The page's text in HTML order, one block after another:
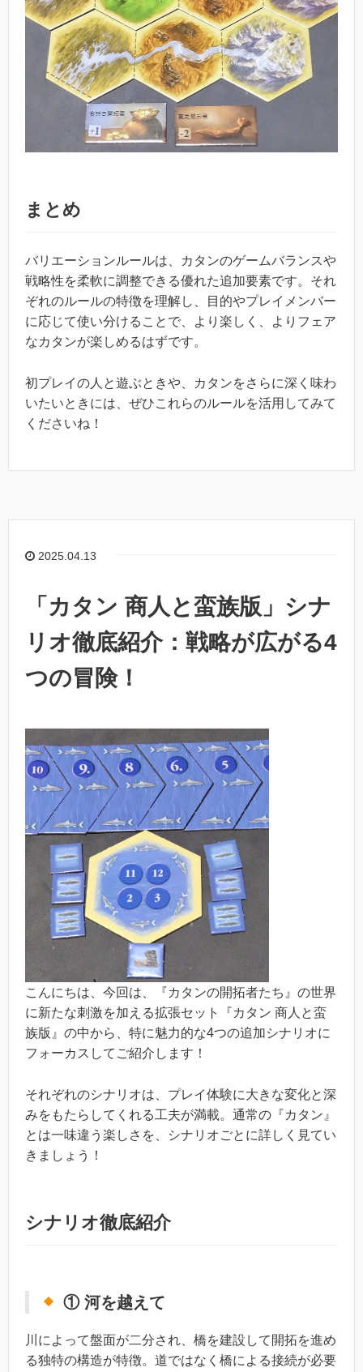
まとめ
バリエーションルールは、カタンのゲームバランスや
戦略性を柔軟に調整できる優れた追加要素です。それ
ぞれのルールの特徴を理解し、目的やプレイメンバー
に応じて使い分けることで、より楽しく、よりフェア
なカタンが楽しめるはずです。
初プレイの人と遊ぶときや、カタンをさらに深く味わ
いたいときには、ぜひこれらのルールを活用してみて
くださいね！
2025.04.13
「カタン 商人と蛮族版」シナ
リオ徹底紹介：戦略が広がる4
つの冒険！
こんにちは、今回は、『カタンの開拓者たち』の世界
に新たな刺激を加える拡張セット『カタン 商人と蛮
族版』の中から、特に魅力的な4つの追加シナリオに
フォーカスしてご紹介します！
それぞれのシナリオは、プレイ体験に大きな変化と深
みをもたらしてくれる工夫が満載。通常の『カタン』
とは一味違う楽しさを、シナリオごとに詳しく見てい
きましょう！
シナリオ徹底紹介
① 河を越えて
川によって盤面が二分され、橋を建設して開拓を進め
る独特の構造が特徴。道ではなく橋による接続が必要